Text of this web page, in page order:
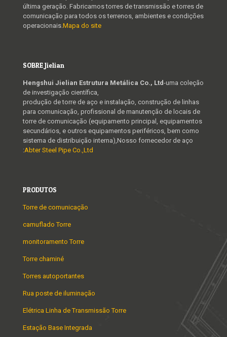
última geração. Fabricamos torres de transmissão e torres de
comunicação para todos os terrenos, ambientes e condições
operacionais. Mapa do site
SOBRE Jielian
Hengshui Jielian Estrutura Metálica Co., Ltd-uma coleção
de investigação científica,
produção de torre de aço e instalação, construção de linhas
para comunicação, profissional de manutenção de locais de
torre de comunicação (equipamento principal, equipamentos
secundários, e outros equipamentos periféricos, bem como
sistema de distribuição interna),Nosso fornecedor de aço
:Abter Steel Pipe Co.,Ltd
PRODUTOS
Torre de comunicação
camuflado Torre
monitoramento Torre
Torre chaminé
Torres autoportantes
Rua poste de iluminação
Elétrica Linha de Transmissão Torre
Estação Base Integrada